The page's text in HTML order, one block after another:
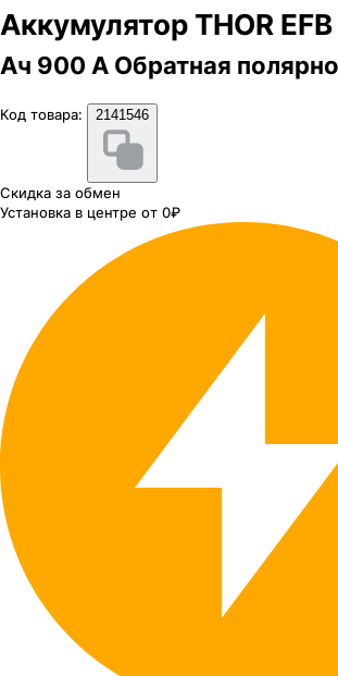
Аккумулятор THOR
Ач 900 А Обратная
Код товара: 2141546
Скидка за обмен
Установка в центре от 0₽